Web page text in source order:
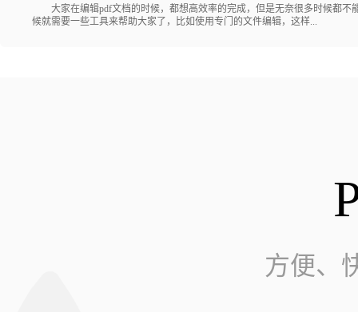
大家在编辑pdf文档的时候，都想高效率的完成，但是无奈很多时候都不
候就需要一些工具来帮助大家了，比如使用专门的文件编辑，这样...
方便、